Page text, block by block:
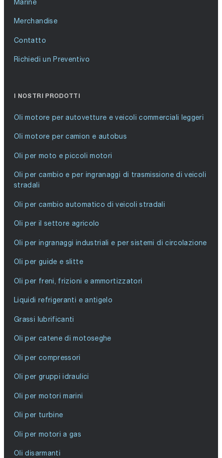
Merchandise
Contatto
Richiedi un Preventivo
I NOSTRI PRODOTTI
Oli motore per autovetture e veicoli commerciali leggeri
Oli motore per camion e autobus
Oli per moto e piccoli motori
Oli per cambio e per ingranaggi di trasmissione di veicoli
stradali
Oli per cambio automatico di veicoli stradali
Oli per il settore agricolo
Oli per ingranaggi industriali e per sistemi di circolazione
Oli per guide e slitte
Oli per freni, frizioni e ammortizzatori
Liquidi refrigeranti e antigelo
Grassi lubrificanti
Oli per catene di motoseghe
Oli per compressori
Oli per gruppi idraulici
Oli per motori marini
Oli per turbine
Oli per motori a gas
Oli disarmanti